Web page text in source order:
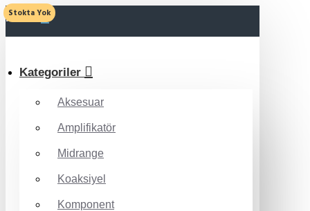
MENU
Kategoriler
Aksesuar
Amplifikatör
Midrange
Koaksiyel
Komponent
Stokta Yok